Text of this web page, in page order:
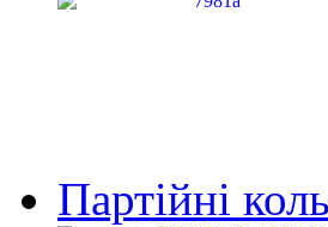
Партійні